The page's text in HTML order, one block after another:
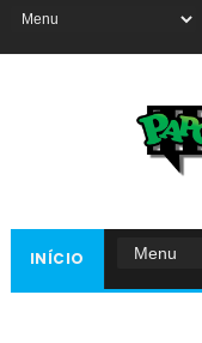
INÍCIO